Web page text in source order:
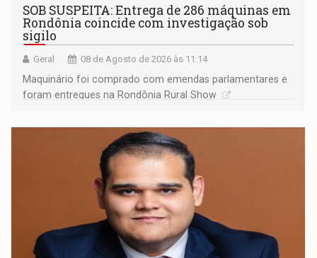
SOB SUSPEITA: Entrega de 286 máquinas em
Rondônia coincide com investigação sob
sigilo
Geral 08 de Agosto de 2026 às 11:14
Maquinário foi comprado com emendas parlamentares e
foram entregues na Rondônia Rural Show